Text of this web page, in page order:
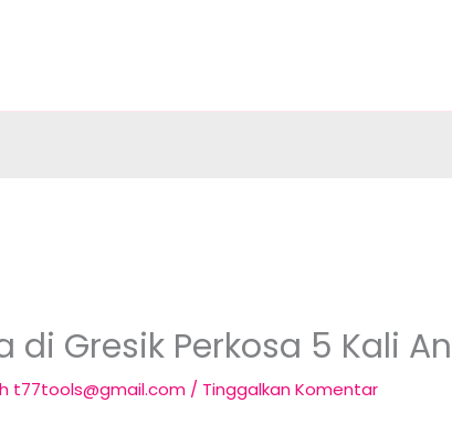
di Gresik Perkosa 5 Kali
t77tools@gmail.com / Tinggalkan Komentar